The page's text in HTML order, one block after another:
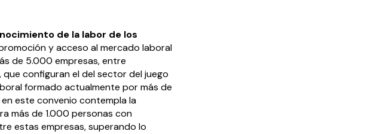
de la labor de los
y acceso al mercado laboral
de 5.000 empresas, entre
configuran el del sector del juego
formado actualmente por más de
este convenio contempla la
más de 1.000 personas con
estas empresas, superando lo